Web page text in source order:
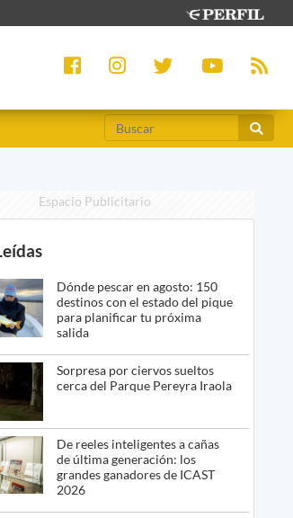
Espacio Publicitario
Dónde pescar en agosto: 150
destinos con el estado del pique
para planificar tu próxima
salida
Sorpresa por ciervos sueltos
cerca del Parque Pereyra Iraola
De reeles inteligentes a cañas
de última generación: los
grandes ganadores de ICAST
2026